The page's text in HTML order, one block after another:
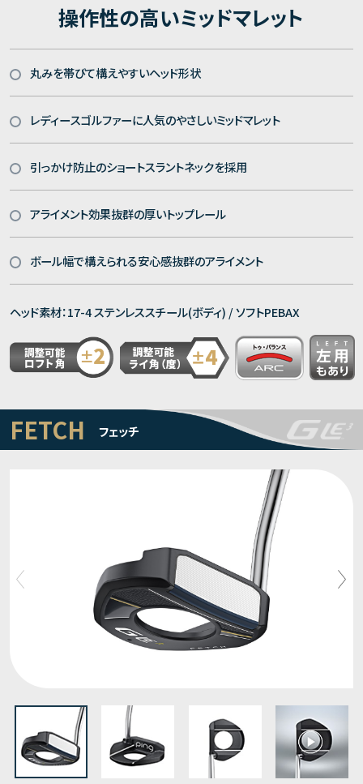
操作性の高いミッドマレット
丸みを帯びて構えやすいヘッド形状
レディースゴルファーに人気のやさしいミッドマレット
引っかけ防止のショートスラントネックを採用
アライメント効果抜群の厚いトップレール
ボール幅で構えられる安心感抜群のアライメント
ヘッド素材：17-4 ステンレススチール(ボディ) / ソフトPEBAX
FETCH フェッチ